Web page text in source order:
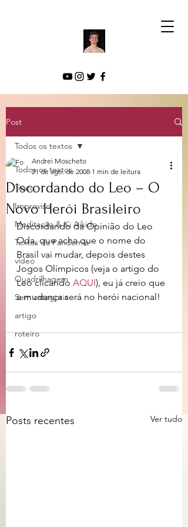
Post
Todos os textos
Texto
Improviso
Meditação & Ki Aikido
Textos da Pandemia
vídeo
Quadrilhagem
Sem categoria
artigo
roteiro
Todos os textos
Discordando do Leo – O
Novo Herói Brasileiro
Andrei Moscheto
21 de ago. de 2008 1 min de leitura
Discordando da Opinião do Leo
Oda, que acha que o nome do
Brasil vai mudar, depois destes
Jogos Olímpicos (veja o artigo do
Leo clicando AQUI), eu já creio que
a mudança será no herói nacional!
Posts recentes Ver tudo